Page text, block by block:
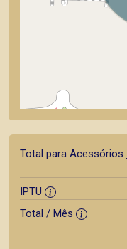
Total para Acessórios
IPTU
Total / Mês